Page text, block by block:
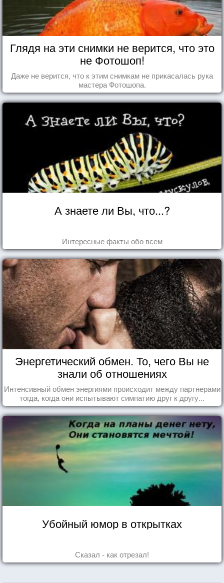
Глядя на эти снимки не верится, что это
не Фотошоп!
Даже не верится, что к этим снимкам не прикасалась рука
мастера Фотошопа.
А знаете ли Вы, что...?
Интересные факты обо всем
Энергетический обмен. То, чего Вы не
знали об отношениях
Интенсивный обмен энергиями происходит между партнерами
тогда, когда они испытывают симпатию друг к другу...
Убойный юмор в открытках
Сказал - как отрезал!